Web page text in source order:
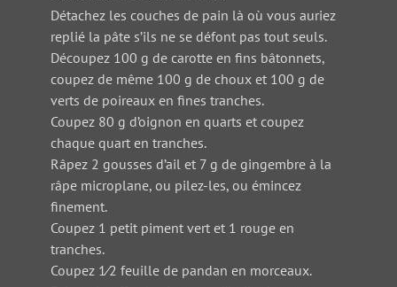
Détachez les couches de pain là où vous auriez
replié la pâte s’ils ne se défont pas tout seuls.
Découpez 100 g de carotte en fins bâtonnets,
coupez de même 100 g de choux et 100 g de
verts de poireaux en fines tranches.
Coupez 80 g d’oignon en quarts et coupez
chaque quart en tranches.
Râpez 2 gousses d’ail et 7 g de gingembre à la
râpe microplane, ou pilez-les, ou émincez
finement.
Coupez 1 petit piment vert et 1 rouge en
tranches.
Coupez 1⁄2 feuille de pandan en morceaux.